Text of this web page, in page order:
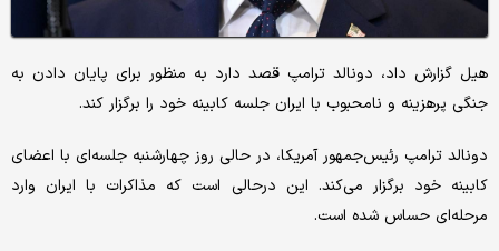
هیل گزارش داد، دونالد ترامپ قصد دارد به منظور برای پایان دادن به
جنگی پرهزینه و نامحبوب با ایران جلسه کابینه خود را برگزار کند.
دونالد ترامپ رئیس‌جمهور آمریکا، در حالی روز چهارشنبه جلسه‌ای با اعضای
کابینه خود برگزار می‌کند. این درحالی است که مذاکرات با ایران وارد
مرحله‌ای حساس شده است.